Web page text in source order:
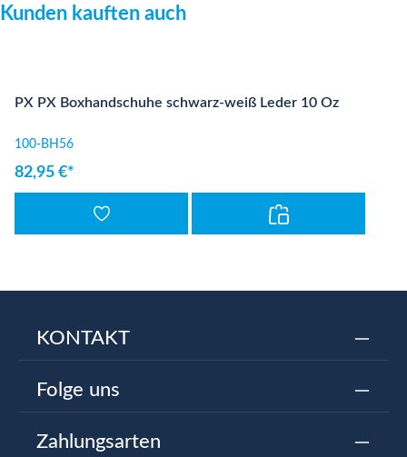
Produktgalerie überspringen
Kunden kauften auch
PX PX Boxhandschuhe schwarz-weiß Leder 10 Oz
100-BH56
82,95 €*
KONTAKT
Folge uns
Zahlungsarten